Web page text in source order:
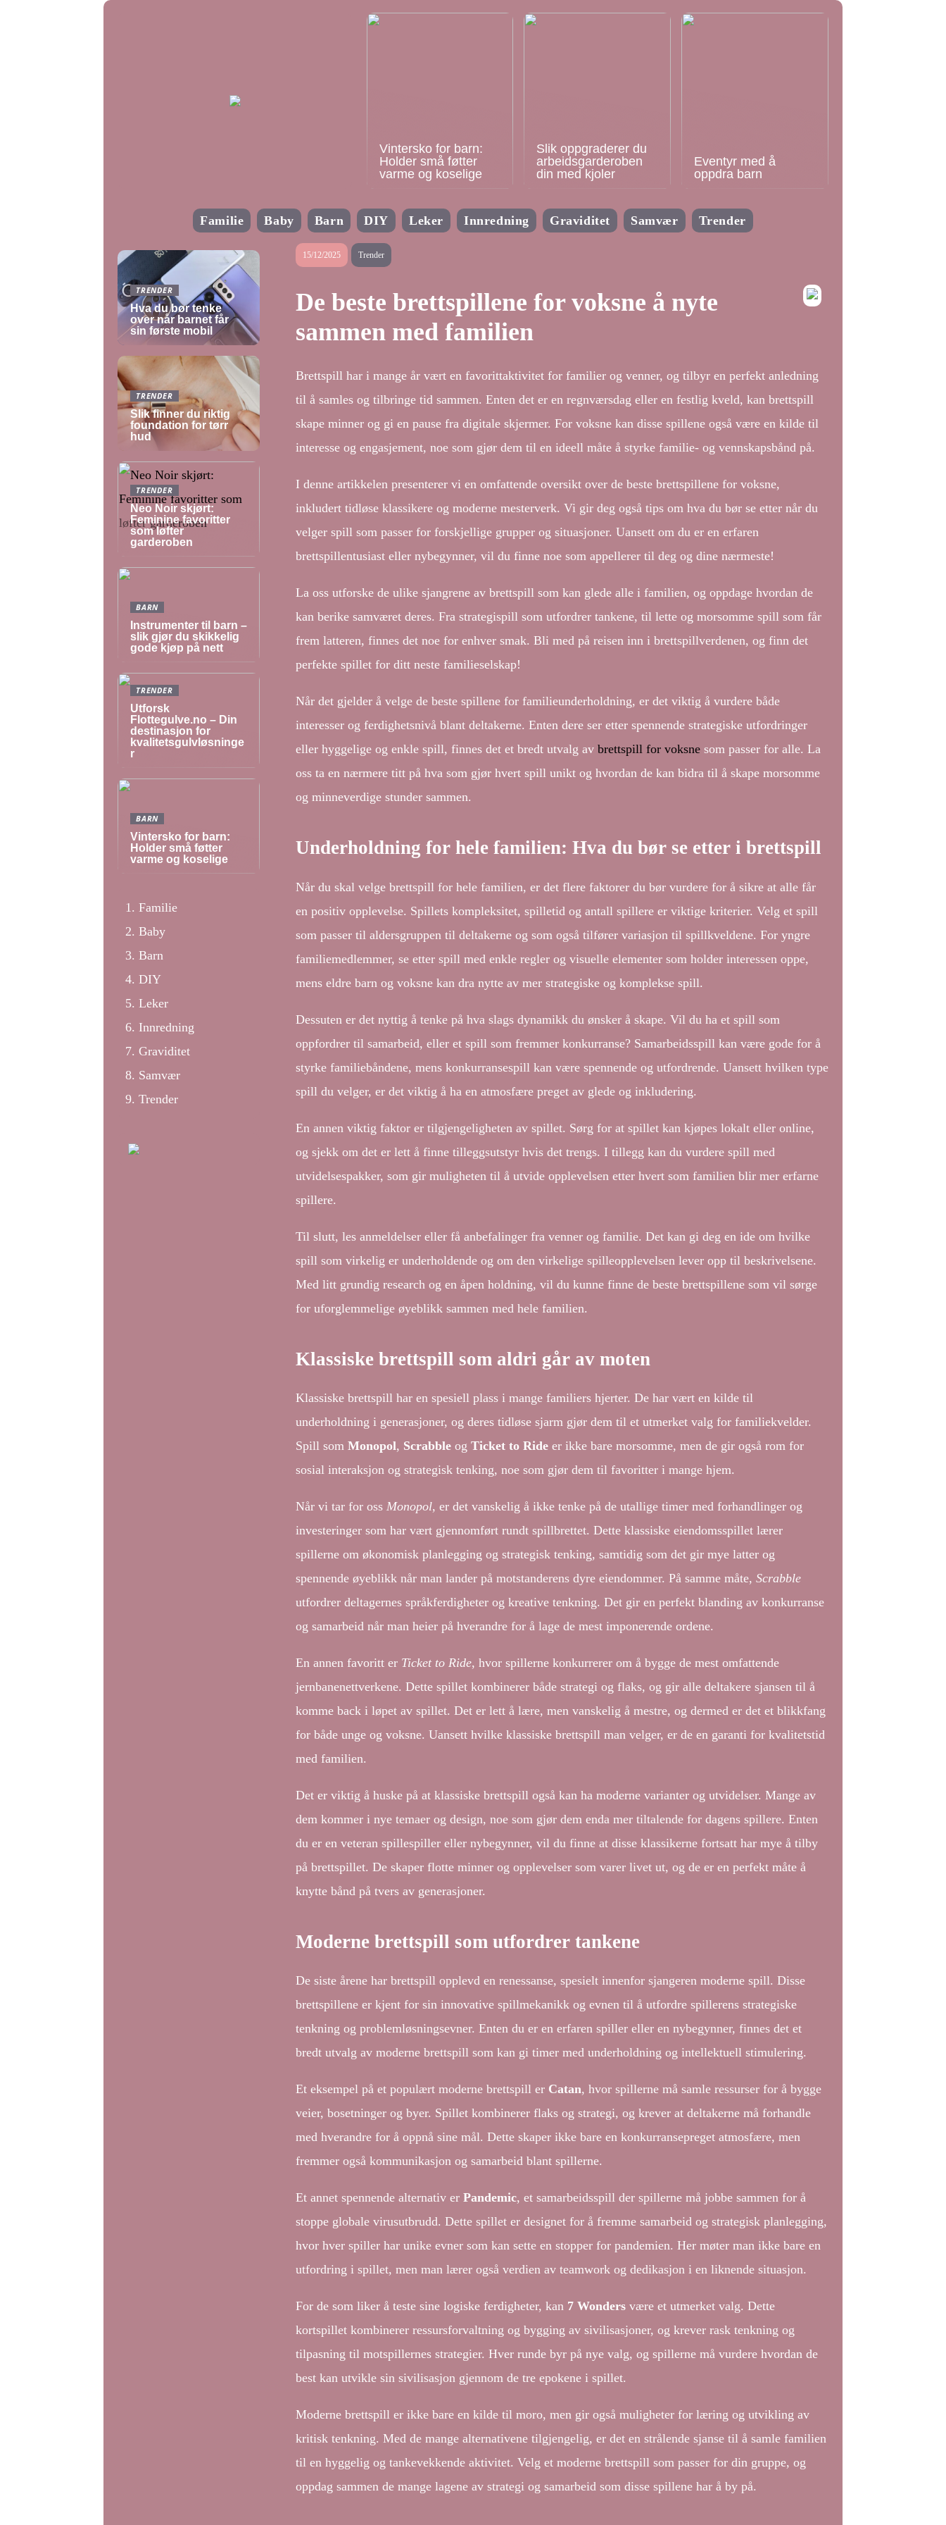
Vintersko for barn:
Holder små føtter
varme og koselige
Slik oppgraderer du
arbeidsgarderoben
din med kjoler
Eventyr med å
oppdra barn
Familie Baby Barn DIY Leker Innredning Graviditet Samvær Trender
15/12/2025 Trender
De beste brettspillene for voksne å nyte
sammen med familien
Brettspill har i mange år vært en favorittaktivitet for familier og venner, og tilbyr en perfekt anledning
til å samles og tilbringe tid sammen. Enten det er en regnværsdag eller en festlig kveld, kan brettspill
skape minner og gi en pause fra digitale skjermer. For voksne kan disse spillene også være en kilde til
interesse og engasjement, noe som gjør dem til en ideell måte å styrke familie- og vennskapsbånd på.
I denne artikkelen presenterer vi en omfattende oversikt over de beste brettspillene for voksne,
inkludert tidløse klassikere og moderne mesterverk. Vi gir deg også tips om hva du bør se etter når du
velger spill som passer for forskjellige grupper og situasjoner. Uansett om du er en erfaren
brettspillentusiast eller nybegynner, vil du finne noe som appellerer til deg og dine nærmeste!
La oss utforske de ulike sjangrene av brettspill som kan glede alle i familien, og oppdage hvordan de
kan berike samværet deres. Fra strategispill som utfordrer tankene, til lette og morsomme spill som får
frem latteren, finnes det noe for enhver smak. Bli med på reisen inn i brettspillverdenen, og finn det
perfekte spillet for ditt neste familieselskap!
Når det gjelder å velge de beste spillene for familieunderholdning, er det viktig å vurdere både
interesser og ferdighetsnivå blant deltakerne. Enten dere ser etter spennende strategiske utfordringer
eller hyggelige og enkle spill, finnes det et bredt utvalg av brettspill for voksnesom passer for alle. La
oss ta en nærmere titt på hva som gjør hvert spill unikt og hvordan de kan bidra til å skape morsomme
og minneverdige stunder sammen.
Underholdning for hele familien: Hva du bør se etter i brettspill
Når du skal velge brettspill for hele familien, er det flere faktorer du bør vurdere for å sikre at alle får
en positiv opplevelse. Spillets kompleksitet, spilletid og antall spillere er viktige kriterier. Velg et spill
som passer til aldersgruppen til deltakerne og som også tilfører variasjon til spillkveldene. For yngre
familiemedlemmer, se etter spill med enkle regler og visuelle elementer som holder interessen oppe,
mens eldre barn og voksne kan dra nytte av mer strategiske og komplekse spill.
Dessuten er det nyttig å tenke på hva slags dynamikk du ønsker å skape. Vil du ha et spill som
oppfordrer til samarbeid, eller et spill som fremmer konkurranse? Samarbeidsspill kan være gode for å
styrke familiebåndene, mens konkurransespill kan være spennende og utfordrende. Uansett hvilken type
spill du velger, er det viktig å ha en atmosfære preget av glede og inkludering.
En annen viktig faktor er tilgjengeligheten av spillet. Sørg for at spillet kan kjøpes lokalt eller online,
og sjekk om det er lett å finne tilleggsutstyr hvis det trengs. I tillegg kan du vurdere spill med
utvidelsespakker, som gir muligheten til å utvide opplevelsen etter hvert som familien blir mer erfarne
spillere.
Til slutt, les anmeldelser eller få anbefalinger fra venner og familie. Det kan gi deg en ide om hvilke
spill som virkelig er underholdende og om den virkelige spilleopplevelsen lever opp til beskrivelsene.
Med litt grundig research og en åpen holdning, vil du kunne finne de beste brettspillene som vil sørge
for uforglemmelige øyeblikk sammen med hele familien.
Klassiske brettspill som aldri går av moten
Klassiske brettspill har en spesiell plass i mange familiers hjerter. De har vært en kilde til
underholdning i generasjoner, og deres tidløse sjarm gjør dem til et utmerket valg for familiekvelder.
Spill som Monopol, Scrabbleog Ticket to Rideer ikke bare morsomme, men de gir også rom for
sosial interaksjon og strategisk tenking, noe som gjør dem til favoritter i mange hjem.
Når vi tar for oss Monopol, er det vanskelig å ikke tenke på de utallige timer med forhandlinger og
investeringer som har vært gjennomført rundt spillbrettet. Dette klassiske eiendomsspillet lærer
spillerne om økonomisk planlegging og strategisk tenking, samtidig som det gir mye latter og
spennende øyeblikk når man lander på motstanderens dyre eiendommer. På samme måte, Scrabble
utfordrer deltagernes språkferdigheter og kreative tenkning. Det gir en perfekt blanding av konkurranse
og samarbeid når man heier på hverandre for å lage de mest imponerende ordene.
En annen favoritt er Ticket to Ride, hvor spillerne konkurrerer om å bygge de mest omfattende
jernbanenettverkene. Dette spillet kombinerer både strategi og flaks, og gir alle deltakere sjansen til å
komme back i løpet av spillet. Det er lett å lære, men vanskelig å mestre, og dermed er det et blikkfang
for både unge og voksne. Uansett hvilke klassiske brettspill man velger, er de en garanti for kvalitetstid
med familien.
Det er viktig å huske på at klassiske brettspill også kan ha moderne varianter og utvidelser. Mange av
dem kommer i nye temaer og design, noe som gjør dem enda mer tiltalende for dagens spillere. Enten
du er en veteran spillespiller eller nybegynner, vil du finne at disse klassikerne fortsatt har mye å tilby
på brettspillet. De skaper flotte minner og opplevelser som varer livet ut, og de er en perfekt måte å
knytte bånd på tvers av generasjoner.
Moderne brettspill som utfordrer tankene
De siste årene har brettspill opplevd en renessanse, spesielt innenfor sjangeren moderne spill. Disse
brettspillene er kjent for sin innovative spillmekanikk og evnen til å utfordre spillerens strategiske
tenkning og problemløsningsevner. Enten du er en erfaren spiller eller en nybegynner, finnes det et
bredt utvalg av moderne brettspill som kan gi timer med underholdning og intellektuell stimulering.
Et eksempel på et populært moderne brettspill er Catan, hvor spillerne må samle ressurser for å bygge
veier, bosetninger og byer. Spillet kombinerer flaks og strategi, og krever at deltakerne må forhandle
med hverandre for å oppnå sine mål. Dette skaper ikke bare en konkurransepreget atmosfære, men
fremmer også kommunikasjon og samarbeid blant spillerne.
Et annet spennende alternativ er Pandemic, et samarbeidsspill der spillerne må jobbe sammen for å
stoppe globale virusutbrudd. Dette spillet er designet for å fremme samarbeid og strategisk planlegging,
hvor hver spiller har unike evner som kan sette en stopper for pandemien. Her møter man ikke bare en
utfordring i spillet, men man lærer også verdien av teamwork og dedikasjon i en liknende situasjon.
For de som liker å teste sine logiske ferdigheter, kan 7 Wondersvære et utmerket valg. Dette
kortspillet kombinerer ressursforvaltning og bygging av sivilisasjoner, og krever rask tenkning og
tilpasning til motspillernes strategier. Hver runde byr på nye valg, og spillerne må vurdere hvordan de
best kan utvikle sin sivilisasjon gjennom de tre epokene i spillet.
Moderne brettspill er ikke bare en kilde til moro, men gir også muligheter for læring og utvikling av
kritisk tenkning. Med de mange alternativene tilgjengelig, er det en strålende sjanse til å samle familien
til en hyggelig og tankevekkende aktivitet. Velg et moderne brettspill som passer for din gruppe, og
oppdag sammen de mange lagene av strategi og samarbeid som disse spillene har å by på.
TRENDER
Hva du bør tenke
over når barnet får
sin første mobil
TRENDER
Slik finner du riktig
foundation for tørr
hud
TRENDER
Neo Noir skjørt:
Feminine favoritter
som løfter
garderoben
BARN
Instrumenter til barn –
slik gjør du skikkelig
gode kjøp på nett
TRENDER
Utforsk
Flottegulve.no – Din
destinasjon for
kvalitetsgulvløsninge
r
BARN
Vintersko for barn:
Holder små føtter
varme og koselige
Familie
Baby
Barn
DIY
Leker
Innredning
Graviditet
Samvær
Trender